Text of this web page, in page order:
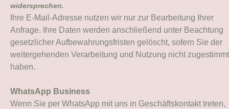
widersprechen.
Ihre E-Mail-Adresse nutzen wir nur zur Bearbeitung Ihrer
Anfrage. Ihre Daten werden anschließend unter Beachtung
gesetzlicher Aufbewahrungsfristen gelöscht, sofern Sie der
weitergehenden Verarbeitung und Nutzung nicht zugestimmt
haben.
WhatsApp Business
Wenn Sie per WhatsApp mit uns in Geschäftskontakt treten,